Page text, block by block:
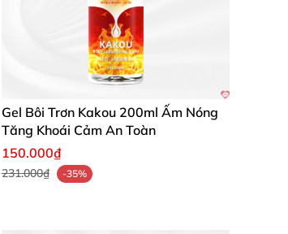
Gel Bôi Trơn Kakou 200ml Ấm Nóng
Tăng Khoái Cảm An Toàn
150.000₫
231.000₫ -35%